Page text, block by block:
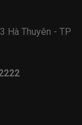
Hà Thuyên - TP